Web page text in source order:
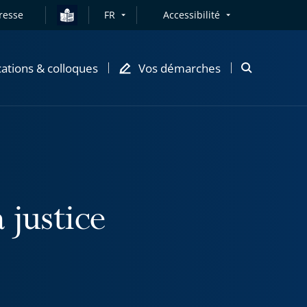
FR Accessibilité
& colloques Vos démarches
Ouvrir
justice